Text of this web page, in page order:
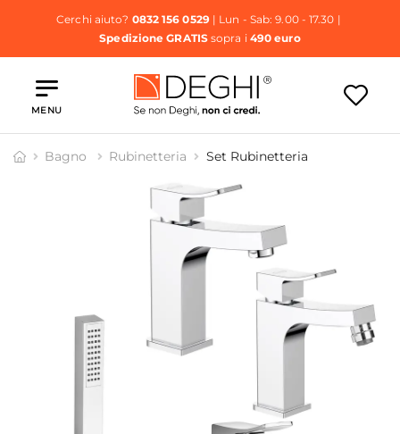
Cerchi aiuto? 0832 156 0529| Lun - Sab: 9.00 - 17.30 |
Spedizione GRATISsopra i 490 euro
MENU
Bagno Rubinetteria Set Rubinetteria